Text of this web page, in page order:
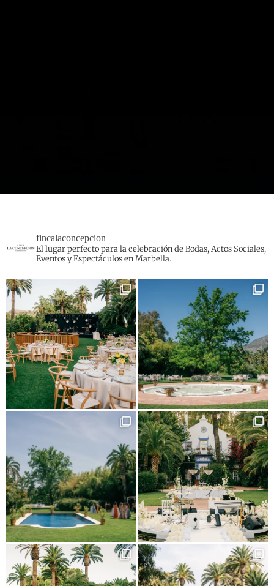
fincalaconcepcion
El lugar perfecto para la celebración de Bodas, Actos Sociales,
Eventos y Espectáculos en Marbella.